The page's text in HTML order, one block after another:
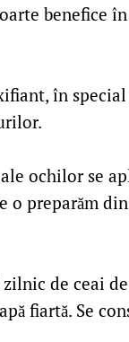
benefice
în
ale ochilor se
o preparăm
zilnic de ceai
fiartă. Se